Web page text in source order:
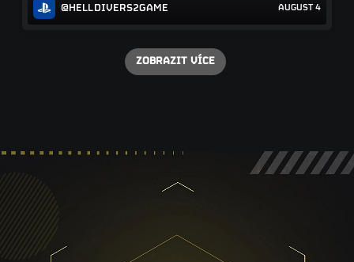
@HELLDIVERS2GAME AUGUST 4
ZOBRAZIT VÍCE